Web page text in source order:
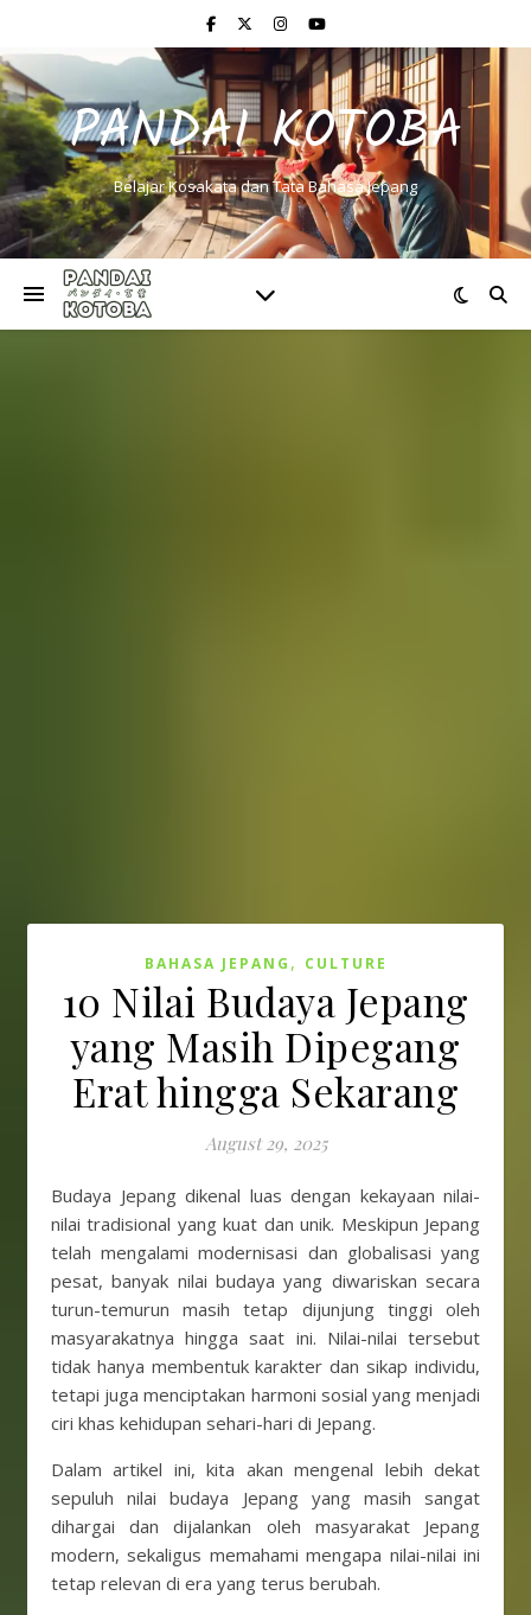
PANDAI KOTOBA
Belajar Kosakata dan Tata Bahasa Jepang
BAHASA JEPANG , CULTURE
10 Nilai Budaya Jepang
yang Masih Dipegang
Erat hingga Sekarang
August 29, 2025
Budaya Jepang dikenal luas dengan kekayaan nilai-
nilai tradisional yang kuat dan unik. Meskipun Jepang
telah mengalami modernisasi dan globalisasi yang
pesat, banyak nilai budaya yang diwariskan secara
turun-temurun masih tetap dijunjung tinggi oleh
masyarakatnya hingga saat ini. Nilai-nilai tersebut
tidak hanya membentuk karakter dan sikap individu,
tetapi juga menciptakan harmoni sosial yang menjadi
ciri khas kehidupan sehari-hari di Jepang.
Dalam artikel ini, kita akan mengenal lebih dekat
sepuluh nilai budaya Jepang yang masih sangat
dihargai dan dijalankan oleh masyarakat Jepang
modern, sekaligus memahami mengapa nilai-nilai ini
tetap relevan di era yang terus berubah.